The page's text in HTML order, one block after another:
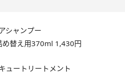
シャンプー
替え用370ml 1,430円
ュートリートメント